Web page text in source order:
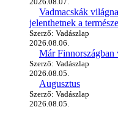
Vadmacskák
jelenthetnek a
Szerző: Vadászlap
2026.08.06.
Már Finnországban
Szerző: Vadászlap
2026.08.05.
Augusztus
Szerző: Vadászlap
2026.08.05.